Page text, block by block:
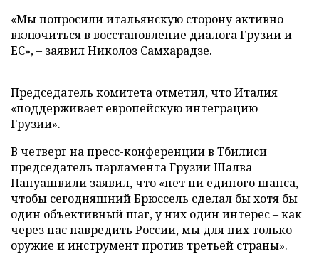
«Мы попросили итальянскую сторону активно
включиться в восстановление диалога Грузии и
ЕС», – заявил Николоз Самхарадзе.
Председатель комитета отметил, что Италия
«поддерживает европейскую интеграцию
Грузии».
В четверг на пресс-конференции в Тбилиси
председатель парламента Грузии Шалва
Папуашвили заявил, что «нет ни единого шанса,
чтобы сегодняшний Брюссель сделал бы хотя бы
один объективный шаг, у них один интерес – как
через нас навредить России, мы для них только
оружие и инструмент против третьей страны».